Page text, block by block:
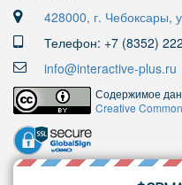
428000, г. Чебоксары,
Телефон: +7 (8352)
info@interactive-plus.ru
Содержимое
Creative